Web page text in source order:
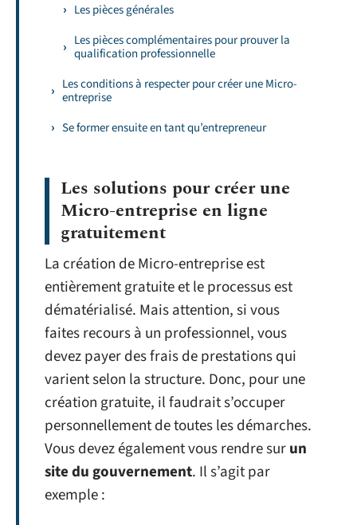
Les pièces générales
Les pièces complémentaires pour prouver la
qualification professionnelle
Les conditions à respecter pour créer une Micro-
entreprise
Se former ensuite en tant qu’entrepreneur
Les solutions pour créer une
Micro-entreprise en ligne
gratuitement
La création de Micro-entreprise est
entièrement gratuite et le processus est
dématérialisé. Mais attention, si vous
faites recours à un professionnel, vous
devez payer des frais de prestations qui
varient selon la structure. Donc, pour une
création gratuite, il faudrait s’occuper
personnellement de toutes les démarches.
Vous devez également vous rendre surun
site du gouvernement. Il s’agit par
exemple :